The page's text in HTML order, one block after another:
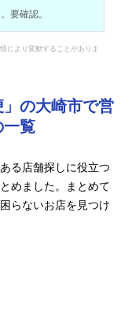
要確認。
により変動することがありま
の大崎市で営
一覧
る店舗探しに役立つ
めました。まとめて
らないお店を見つけ